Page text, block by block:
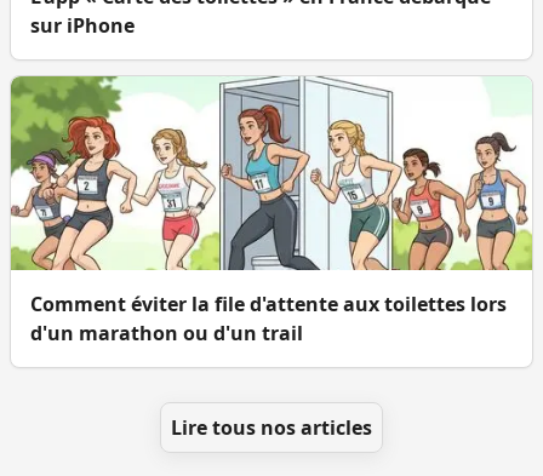
sur iPhone
Comment éviter la file d'attente aux toilettes lors
d'un marathon ou d'un trail
Lire tous nos articles